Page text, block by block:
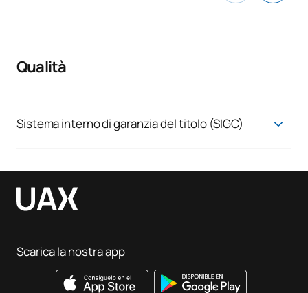
Qualità
Sistema interno di garanzia del titolo (SIGC)
Scarica la nostra app